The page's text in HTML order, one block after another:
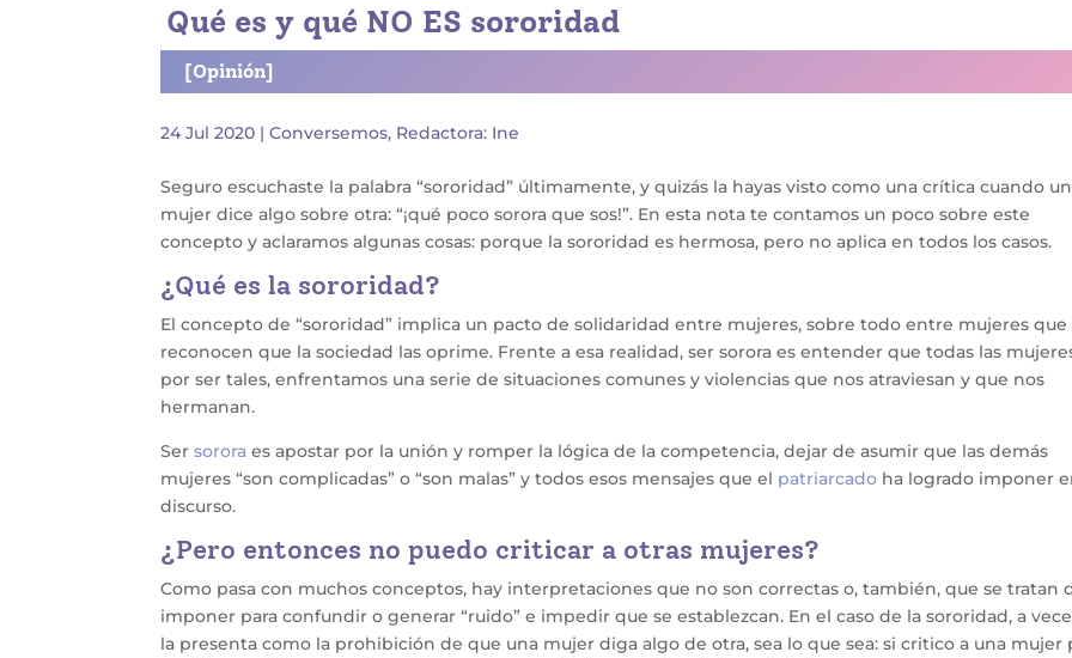
Qué es y qué NO ES sororidad
[Opinión]
24 Jul 2020 |Conversemos, Redactora: Ine
Seguro escuchaste la palabra “sororidad” últimamente, y quizás la hayas visto como una crítica cuando
mujer dice algo sobre otra: “¡qué poco sorora que sos!”. En esta nota te contamos un poco sobre este
concepto y aclaramos algunas cosas: porque la sororidad es hermosa, pero no aplica en todos los casos.
¿Qué es la sororidad?
El concepto de “sororidad” implica un pacto de solidaridad entre mujeres, sobre todo entre mujeres que
reconocen que la sociedad las oprime. Frente a esa realidad, ser sorora es entender que todas las
por ser tales, enfrentamos una serie de situaciones comunes y violencias que nos atraviesan y que nos
hermanan.
Sersorora es apostar por la unión y romper la lógica de la competencia, dejar de asumir que las demás
mujeres “son complicadas” o “son malas” y todos esos mensajes que el patriarcado ha logrado imponer
discurso.
¿Pero entonces no puedo criticar a otras mujeres?
Como pasa con muchos conceptos, hay interpretaciones que no son correctas o, también, que se tratan
imponer para confundir o generar “ruido” e impedir que se establezcan. En el caso de la sororidad, a
la presenta como la prohibición de que una mujer diga algo de otra, sea lo que sea: si critico a una mujer